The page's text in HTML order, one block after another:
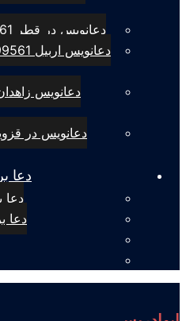
دعانویس در قطر 09924599561 + دعانویس قطر
دعا
دعا